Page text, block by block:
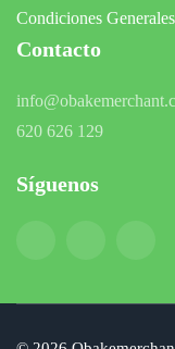
Condiciones
Contacto
620 626 129
Síguenos